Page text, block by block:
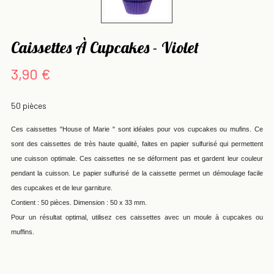
Caissettes À Cupcakes - Violet
3,90 €
50 pièces
Ces caissettes "House of Marie " sont idéales pour vos cupcakes ou mufins. Ce
sont des caissettes de très haute qualité, faites en papier sulfurisé qui permettent
une cuisson optimale. Ces caissettes ne se déforment pas et gardent leur couleur
pendant la cuisson. Le papier sulfurisé de la caissette permet un démoulage facile
des cupcakes et de leur garniture.
Contient : 50 pièces. Dimension : 50 x 33 mm.
Pour un résultat optimal, utilisez ces caissettes avec un moule à cupcakes ou
muffins.